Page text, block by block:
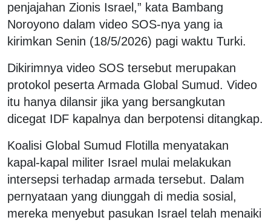
penjajahan Zionis Israel,” kata Bambang
Noroyono dalam video SOS-nya yang ia
kirimkan Senin (18/5/2026) pagi waktu Turki.
Dikirimnya video SOS tersebut merupakan
protokol peserta Armada Global Sumud. Video
itu hanya dilansir jika yang bersangkutan
dicegat IDF kapalnya dan berpotensi ditangkap.
Koalisi Global Sumud Flotilla menyatakan
kapal-kapal militer Israel mulai melakukan
intersepsi terhadap armada tersebut. Dalam
pernyataan yang diunggah di media sosial,
mereka menyebut pasukan Israel telah menaiki